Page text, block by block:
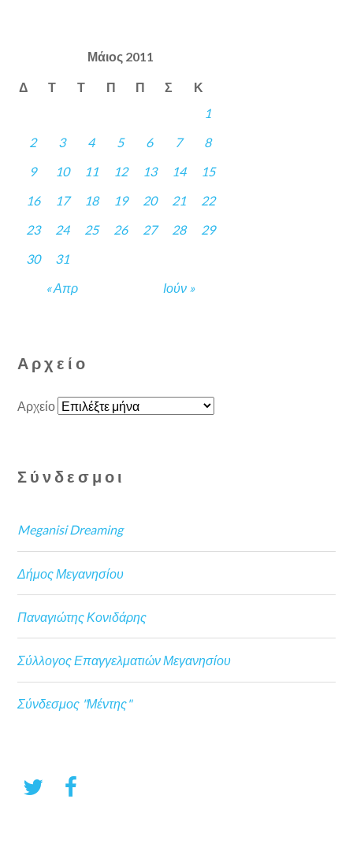
Μάιος 2011
Δ Τ Τ Π Π Σ Κ
« Απρ Ιούν »
1
2
3 4 5 6 7
8
9
10 11 12 13 14
15
16
17 18 19 20 21
22
23
24 25 26 27 28
29
30
31
Αρχείο
Αρχείο
Σύνδεσμοι
Meganisi Dreaming
Δήμος Μεγανησίου
Παναγιώτης Κονιδάρης
Σύλλογος Επαγγελματιών Μεγανησίου
Σύνδεσμος "Μέντης"